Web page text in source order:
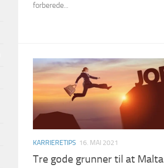
forberede...
KARRIERETIPS 16. MAI 2021
Tre gode grunner til at